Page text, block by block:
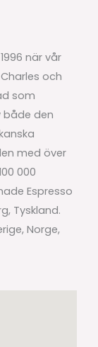
när vår
och
som
både den
med över
000
Espresso
Tyskland.
Norge,